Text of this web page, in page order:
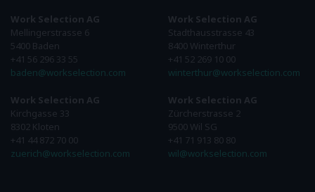
Work Selection AG
Mellingerstrasse 6
5400 Baden
+41 56 296 33 55
baden@workselection.com
Work Selection AG
Kirchgasse 33
8302 Kloten
+41 44 872 70 00
zuerich@workselection.com
Work Selection AG
Stadthausstrasse 43
8400 Winterthur
+41 52 269 10 00
winterthur@workselection.com
Work Selection AG
Zürcherstrasse 2
9500 Wil SG
+41 71 913 80 80
wil@workselection.com